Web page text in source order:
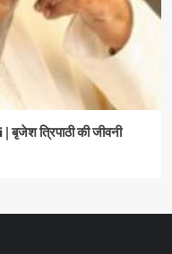
त्रिपाठी की जीवनी